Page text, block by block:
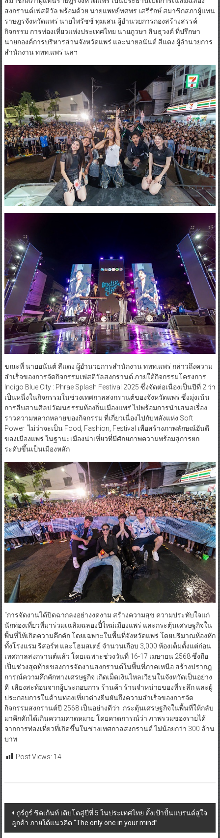
สงกรานต์เฟสติวัล พร้อมด้วย นายแพทย์ทศพร เสรีรักษ์ สมาชิกสภาผู้แทน
ราษฎรจังหวัดแพร่ นายไพรัชช์ ทุมเสน ผู้อำนวยการกองสร้างสรรค์
กิจกรรม การท่องเที่ยวแห่งประเทศไทย นายภูวษา สินธุวงค์ ที่ปรึกษา
นายกองค์การบริหารส่วนจังหวัดแพร่ และนายอนันต์ สีแดง ผู้อำนวยการ
สำนักงาน ททท.แพร่ นลฯ
ขณะที่ นายอนันต์ สีแดง ผู้อำนวยการสำนักงาน ททท.แพร่ กล่าวถึงความ
สำเร็จของการจัดกิจกรรมเฟสติวัลสงกรานต์ ภายใต้กิจกรรมโครงการ
Indigo Blue City : Phrae Splash Festival 2025 ซึ่งจัดต่อเนื่องเป็นปีที่ 2 ว่า
เป็นหนึ่งในกิจกรรมในช่วงเทศกาลสงกรานต์ของจังหวัดแพร่ ซึ่งมุ่งเน้น
การสืบสานศิลปวัฒนธรรมท้องถิ่นเมืองแพร่ ไปพร้อมการนำเสนอเรื่อง
ราวความหลากหลายของกิจกรรม ที่เกี่ยวเนื่องไปกับพลังแห่ง Soft
Power ไม่ว่าจะเป็น Food, Fashion, Festival เพื่อสร้างภาพลักษณ์อันดี
ของเมืองแพร่ ในฐานะเมืองน่าเที่ยวที่มีศักยภาพความพร้อมสู่การยก
ระดับขึ้นเป็นเมืองหลัก
“การจัดงานได้ปิดฉากลงอย่างงดงาม สร้างความสุข ความประทับใจแก่
นักท่องเที่ยวที่มาร่วมเฉลิมฉลองปี๋ใหม่เมืองแพร่ และกระตุ้นเศรษฐกิจใน
พื้นที่ให้เกิดความคึกคัก โดยเฉพาะในพื้นที่จังหวัดแพร่ โดยปริมาณห้องหัก
ทั้งโรงแรม รีสอร์ท และโฮมสเตย์ จำนวนเกือบ 3,000 ห้องเต็มตั้งแต่ก่อน
เทศกาลสงกรานต์แล้ว โดยเฉพาะช่วงวันที่ 16-17 เมษายน 2568 ซึ่งถือ
เป็นช่วงสุดท้ายของการจัดงานสงกรานต์ในพื้นที่ภาคเหนือ สร้างปรากฎ
การณ์ความคึกคักทางเศรษฐกิจ เกิดเม็ดเงินไหลเวียนในจังหวัดเป็นอย่าง
ดี เสียงสะท้อนจากผู้ประกอบการ ร้านค้า ร้านจำหน่ายของที่ระลึก และผู้
ประกอบการในด้านท่องเที่ยวต่างยืนยันถึงความสำเร็จของการจัด
กิจกรรมสงกรานต์ปี 2568 เป็นอย่างดีว่า กระตุ้นเศรษฐกิจในพื้นที่ให้กลับ
มาคึกคักได้เกินความคาดหมาย โดยคาดการณ์ว่า ภาพรวมของรายได้
จากการท่องเที่ยวที่เกิดขึ้นในช่วงเทศกาลสงกรานต์ ไม่น้อยกว่า 300 ล้าน
บาท
Post Views: 14
Post
navigation
กูร์กูร์ ชิคเก้นท์ เติบโตสู่ปีที่ 5 ในประเทศไทย ตั้งเป้าปั้นแบรนด์สู่ใจ
ลูกค้า ภายใต้แนวคิด “The only one in your mind”